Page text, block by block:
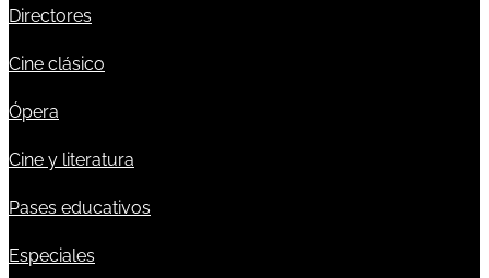
Directores
Cine clásico
Ópera
Cine y literatura
Pases educativos
Especiales